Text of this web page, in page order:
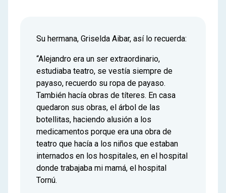
Su hermana, Griselda Aibar, así lo recuerda:
“Alejandro era un ser extraordinario,
estudiaba teatro, se vestía siempre de
payaso, recuerdo su ropa de payaso.
También hacía obras de títeres. En casa
quedaron sus obras, el árbol de las
botellitas, haciendo alusión a los
medicamentos porque era una obra de
teatro que hacía a los niños que estaban
internados en los hospitales, en el hospital
donde trabajaba mi mamá, el hospital
Tornú.